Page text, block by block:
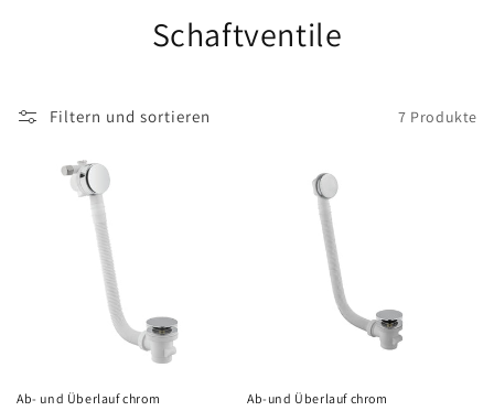
Schaftventile
Filtern und sortieren 7 Produkte
Ab- und Überlauf chrom Ab-und Überlauf chrom